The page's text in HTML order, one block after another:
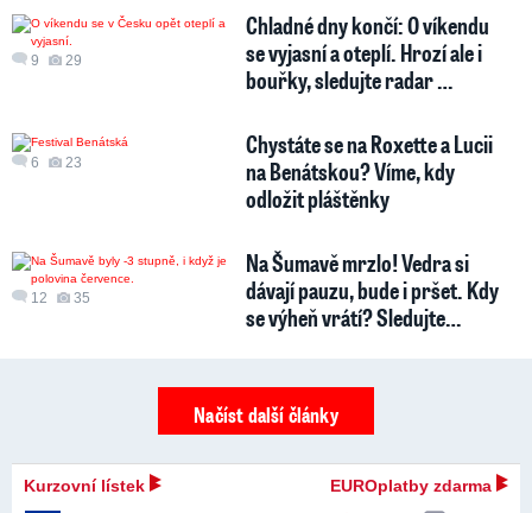
9 29
Chladné dny končí: O víkendu
se vyjasní a oteplí. Hrozí ale i
bouřky, sledujte radar …
6 23
Chystáte se na Roxette a Lucii
na Benátskou? Víme, kdy
odložit pláštěnky
12 35
Na Šumavě mrzlo! Vedra si
dávají pauzu, bude i pršet. Kdy
se výheň vrátí? Sledujte…
Načíst další články
Kurzovní lístek EUROplatby zdarma